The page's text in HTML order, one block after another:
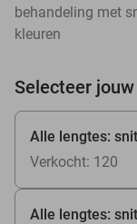
behandeling met
kleuren
Selecteer
Alle lengtes:
Verkocht: 120
Alle lengtes: